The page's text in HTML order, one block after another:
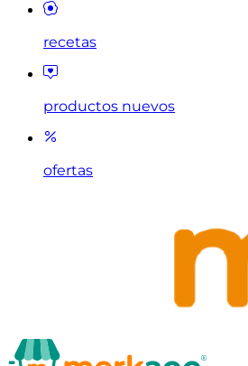
recetas
productos nuevos
ofertas